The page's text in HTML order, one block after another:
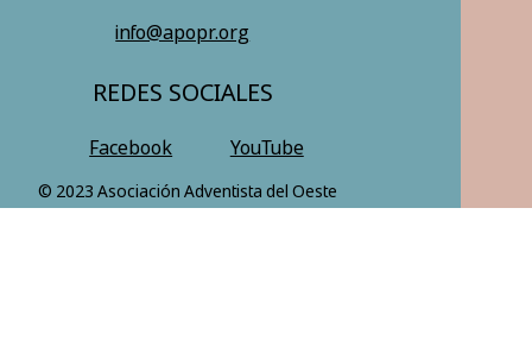
info@apopr.org
REDES SOCIALES
Facebook YouTube
© 2023 Asociación Adventista del Oeste